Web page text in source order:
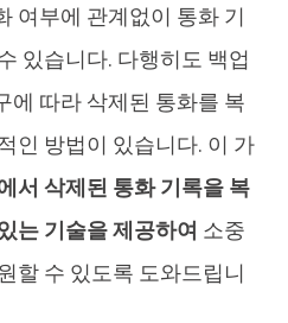
여부에 관계없이 통화 기
있습니다. 다행히도 백업
에 따라 삭제된 통화를 복
인 방법이 있습니다. 이 가
서 삭제된 통화 기록을 복
는 기술을 제공하여 소중
할 수 있도록 도와드립니